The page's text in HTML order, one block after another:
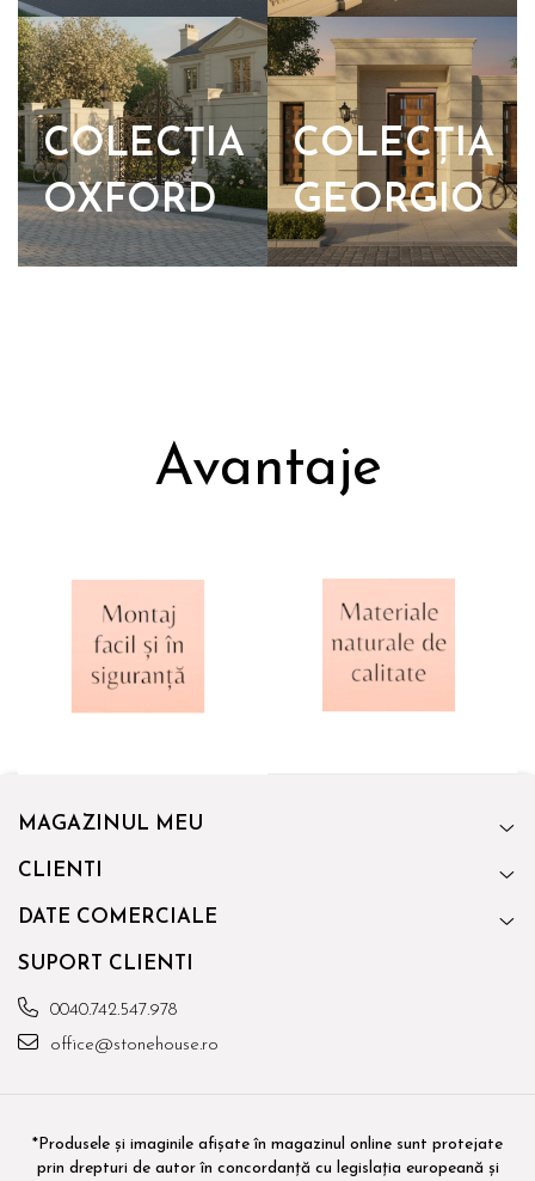
COLECȚIA
OXFORD
COLECȚIA
GEORGIO
Avantaje
MAGAZINUL MEU
CLIENTI
DATE COMERCIALE
SUPORT CLIENTI
0040.742.547.978
office@stonehouse.ro
*Produsele și imaginile afișate în magazinul online sunt protejate
prin drepturi de autor în concordanță cu legislația europeană și